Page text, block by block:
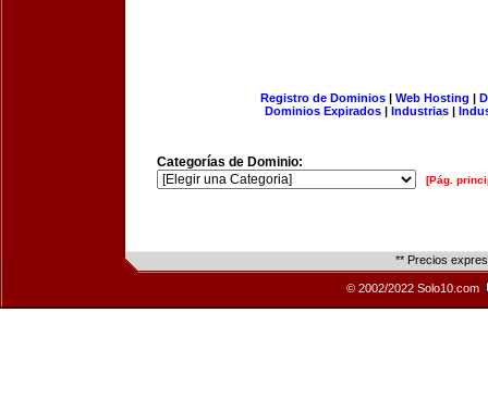
Registro de Dominios| Web Hosting |
Dominios Expirados | Industrias |
Categorías de Dominio:
[Pág.
** Precios
© 2002/2022 Solo10.com